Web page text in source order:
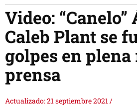
Video:
Caleb Plant se
golpes en plena
prensa
Actualizado: 21 septiembre 2021/